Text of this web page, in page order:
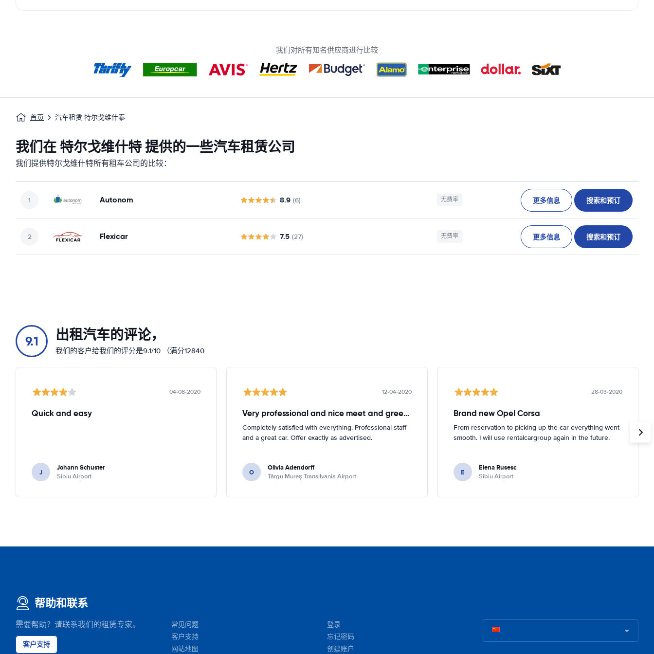
我们对所有知名供应商进行比较
首页 汽车租赁 特尔戈维什泰
我们在 特尔戈维什特 提供的一些汽车租赁公司
我们提供特尔戈维什特所有租车公司的比较：
Autonom 8.9 (6) 无费率 更多信息 搜索和预订
Flexicar 7.5 (27) 无费率 更多信息 搜索和预订
9.1 出租汽车的评论，
我们的客户给我们的评分是9.1/10 （满分12840
04-08-2020
Quick and easy
J Johann Schuster
Sibiu Airport
12-04-2020
Very professional and nice meet and greeter. Intelligent and caring.
Completely satisfied with everything. Professional staff
and a great car. Offer exactly as advertised.
O Olivia Adendorff
Târgu Mureș Transilvania Airport
28-03-2020
Brand new Opel Corsa
From reservation to picking up the car everything went
smooth. I will use rentalcargroup again in the future.
E Elena Rusesc
Sibiu Airport
帮助和联系
需要帮助？请联系我们的租赁专家。
客户支持
常见问题
客户支持
网站地图
登录
忘记密码
创建账户